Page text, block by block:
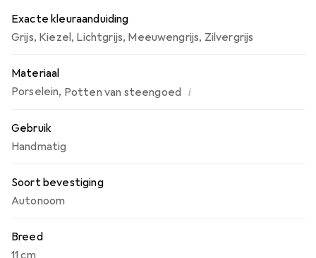
Exacte kleuraanduiding
Grijs, Kiezel, Lichtgrijs, Meeuwengrijs, Zilvergrijs
Materiaal
Porselein, Potten van steengoed i
Gebruik
Handmatig
Soort bevestiging
Autonoom
Breed
11 cm